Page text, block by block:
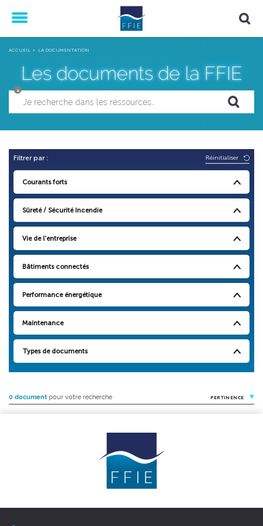
ACCUEIL
LA DOCUMENTATION
Les documents de la FFIE
×
Filtrer par : Réinitialiser
Courants forts
Sûreté / Sécurité Incendie
Vie de l'entreprise
Bâtiments connectés
Performance énergétique
Maintenance
Types de documents
0 document pour votre recherche PERTINENCE